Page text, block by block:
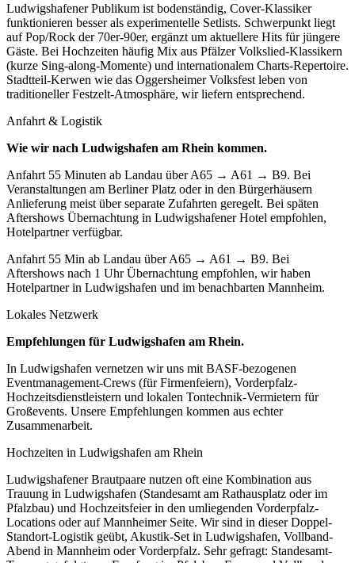
Ludwigshafener Publikum ist bodenständig, Cover-Klassiker
funktionieren besser als experimentelle Setlists. Schwerpunkt liegt
auf Pop/Rock der 70er-90er, ergänzt um aktuellere Hits für jüngere
Gäste. Bei Hochzeiten häufig Mix aus Pfälzer Volkslied-Klassikern
(kurze Sing-along-Momente) und internationalem Charts-Repertoire.
Stadtteil-Kerwen wie das Oggersheimer Volksfest leben von
traditioneller Festzelt-Atmosphäre, wir liefern entsprechend.
Anfahrt & Logistik
Wie wir nach Ludwigshafen am Rhein kommen.
Anfahrt 55 Minuten ab Landau über A65 → A61 → B9. Bei
Veranstaltungen am Berliner Platz oder in den Bürgerhäusern
Anlieferung meist über separate Zufahrten geregelt. Bei späten
Aftershows Übernachtung in Ludwigshafener Hotel empfohlen,
Hotelpartner verfügbar.
Anfahrt 55 Min ab Landau über A65 → A61 → B9. Bei
Aftershows nach 1 Uhr Übernachtung empfohlen, wir haben
Hotelpartner in Ludwigshafen und im benachbarten Mannheim.
Lokales Netzwerk
Empfehlungen für Ludwigshafen am Rhein.
In Ludwigshafen vernetzen wir uns mit BASF-bezogenen
Eventmanagement-Crews (für Firmenfeiern), Vorderpfalz-
Hochzeitsdienstleistern und lokalen Tontechnik-Vermietern für
Großevents. Unsere Empfehlungen kommen aus echter
Zusammenarbeit.
Hochzeiten in Ludwigshafen am Rhein
Ludwigshafener Brautpaare nutzen oft eine Kombination aus
Trauung in Ludwigshafen (Standesamt am Rathausplatz oder im
Pfalzbau) und Hochzeitsfeier in den umliegenden Vorderpfalz-
Locations oder auf Mannheimer Seite. Wir sind in dieser Doppel-
Standort-Logistik geübt, Akustik-Set in Ludwigshafen, Vollband-
Abend in Mannheim oder Vorderpfalz. Sehr gefragt: Standesamt-